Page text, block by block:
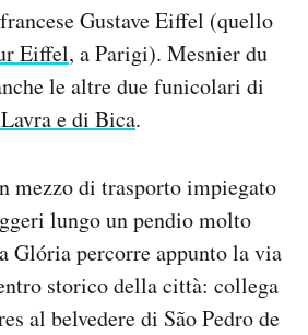
Gustave Eiffel (quello
Eiffel, a Parigi). Mesnier du
le altre due funicolari di
e di Bica.
mezzo di trasporto impiegato
lungo un pendio molto
Glória percorre appunto la via
storico della città: collega
al belvedere di São Pedro de